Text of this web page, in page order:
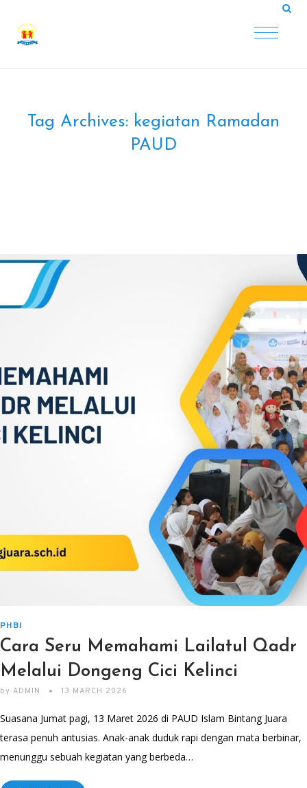
Tag Archives: kegiatan Ramadan
PAUD
PHBI
Cara Seru Memahami Lailatul Qadr
Melalui Dongeng Cici Kelinci
by ADMIN 13 MARCH 2026
Suasana Jumat pagi, 13 Maret 2026 di PAUD Islam Bintang Juara
terasa penuh antusias. Anak-anak duduk rapi dengan mata berbinar,
menunggu sebuah kegiatan yang berbeda…